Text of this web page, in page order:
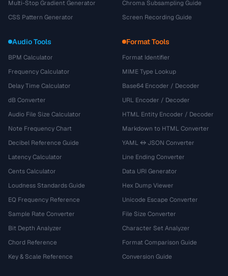
Multi-Stop Gradient Generator
CSS Pattern Generator
Chroma Subsampling Guide
Screen Recording Guide
Audio Tools
BPM Calculator
Frequency Calculator
Delay Time Calculator
dB Converter
Audio File Size Calculator
Note Frequency Chart
Decibel Reference Guide
Latency Calculator
Cents Calculator
Loudness Standards Guide
EQ Frequency Reference
Sample Rate Converter
Bit Depth Analyzer
Chord Reference
Key & Scale Reference
Format Tools
Format Identifier
MIME Type Lookup
Base64 Encoder / Decoder
URL Encoder / Decoder
HTML Entity Encoder / Decoder
Markdown to HTML Converter
YAML ↔ JSON Converter
Line Ending Converter
Data URI Generator
Hex Dump Viewer
Unicode Escape Converter
File Size Converter
Character Set Analyzer
Format Comparison Guide
Conversion Guide